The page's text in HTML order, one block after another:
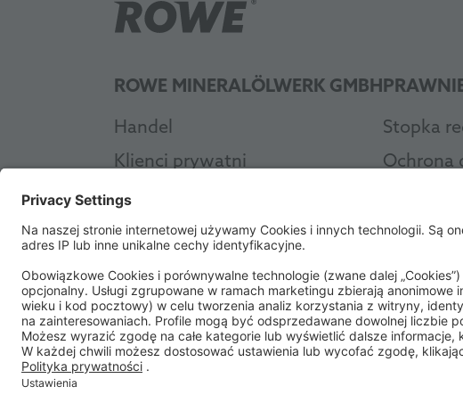
ROWE MINERALÖLWERK GMBH
Handel
Klienci prywatni
Warsztat
Przemysł
Zrównoważony rozwój
Stopka
Ochrona
AEB